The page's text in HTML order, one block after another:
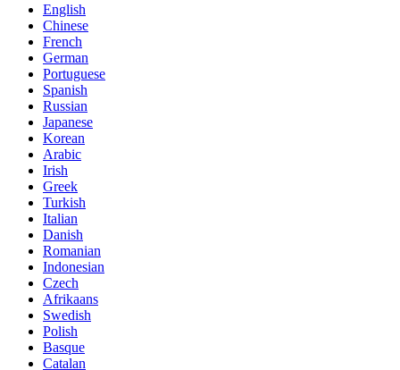
English
Chinese
French
German
Portuguese
Spanish
Russian
Japanese
Korean
Arabic
Irish
Greek
Turkish
Italian
Danish
Romanian
Indonesian
Czech
Afrikaans
Swedish
Polish
Basque
Catalan